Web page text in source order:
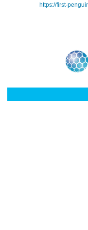
https://first-